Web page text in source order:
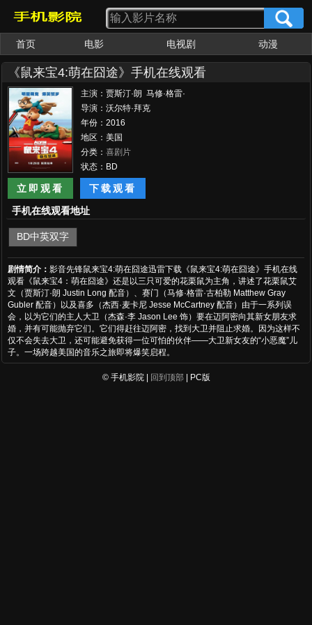
首页 电影 电视剧 动漫
《鼠来宝4:萌在囧途》手机在线观看
主演：贾斯汀·朗 马修·格雷·
古柏勒 杰西·麦卡尼 杰森·
李 金柏莱·威廉姆斯 乔什·格
林 托尼·海尔 贝拉·索恩
导演：沃尔特·拜克
年份：2016
地区：美国
分类： 喜剧片
状态：BD
立即观看
下载观看
手机在线观看地址
BD中英双字
剧情简介： 影音先锋鼠来宝4:萌在囧途迅雷下载《鼠来宝4:萌在囧途》手机在线
观看《鼠来宝4：萌在囧途》还是以三只可爱的花栗鼠为主角，讲述了花栗鼠艾
文（贾斯汀·朗 Justin Long 配音）、赛门（马修·格雷·古柏勒 Matthew Gray
Gubler 配音）以及喜多（杰西·麦卡尼 Jesse McCartney 配音）由于一系列误
会，以为它们的主人大卫（杰森·李 Jason Lee 饰）要在迈阿密向其新女朋友求
婚，并有可能抛弃它们。它们得赶往迈阿密，找到大卫并阻止求婚。因为这样不
仅不会失去大卫，还可能避免获得一位可怕的伙伴——大卫新女友的“小恶魔”儿
子。一场跨越美国的音乐之旅即将爆笑启程。
© 手机影院 | 回到顶部| PC版